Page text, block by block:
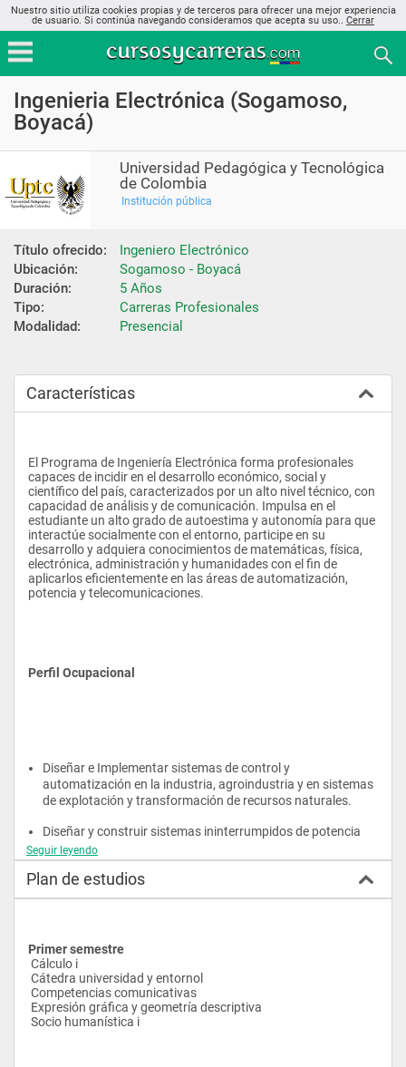
Nuestro sitio utiliza cookies propias y de terceros para ofrecer una mejor experiencia
de usuario. Si continúa navegando consideramos que acepta su uso.. Cerrar
Ingenieria Electrónica (Sogamoso,
Boyacá)
Universidad Pedagógica y Tecnológica
de Colombia
Institución pública
Título ofrecido:
Ingeniero Electrónico
Ubicación:
Sogamoso - Boyacá
Duración:
5 Años
Tipo:
Carreras Profesionales
Modalidad:
Presencial
Características
El Programa de Ingeniería Electrónica forma profesionales
capaces de incidir en el desarrollo económico, social y
científico del país, caracterizados por un alto nivel técnico, con
capacidad de análisis y de comunicación. Impulsa en el
estudiante un alto grado de autoestima y autonomía para que
interactúe socialmente con el entorno, participe en su
desarrollo y adquiera conocimientos de matemáticas, física,
electrónica, administración y humanidades con el fin de
aplicarlos eficientemente en las áreas de automatización,
potencia y telecomunicaciones.
Perfil Ocupacional
Diseñar e Implementar sistemas de control y
automatización en la industria, agroindustria y en sistemas
de explotación y transformación de recursos naturales.
Diseñar y construir sistemas ininterrumpidos de potencia
UPS.
Organizar y dirigir el mantenimiento de equipos de control
de potencia y comunicaciones.
control y potencia; de la misma forma, en la adquisición de
equipos del área.
Ser interventor en la ejecución de obras de aplicación
control de automatización y electrónica de potencia.
Seguir leyendo
Plan de estudios
Primer semestre
Cálculo i
Cátedra universidad y entornol
Competencias comunicativas
Expresión gráfica y geometría descriptiva
Socio humanística i